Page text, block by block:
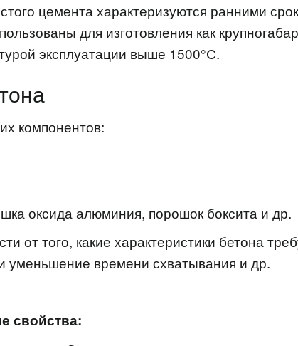
цемента характеризуются ранними
для изготовления как
эксплуатации выше 1500°С.
компонентов:
оксида алюминия, порошок боксита и др.
от того, какие характеристики бетона
уменьшение времени схватывания и др.
свойства: